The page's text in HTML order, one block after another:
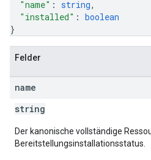
"name" : string,
"installed" : boolean
}
Felder
name
string
Der kanonische vollständige
Bereitstellungsinstallationsstatus.